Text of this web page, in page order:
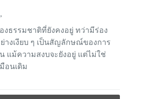
งธรรมชาติที่ยังคงอยู่ ทว่ามีร่อง
างเงียบ ๆ เป็นสัญลักษณ์ของการ
แม้ความสงบจะยังอยู่ แต่ไม่ใช่
อนเดิม